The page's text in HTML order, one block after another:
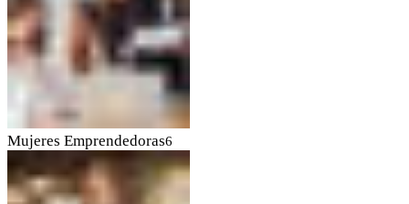
Mujeres Emprendedoras6